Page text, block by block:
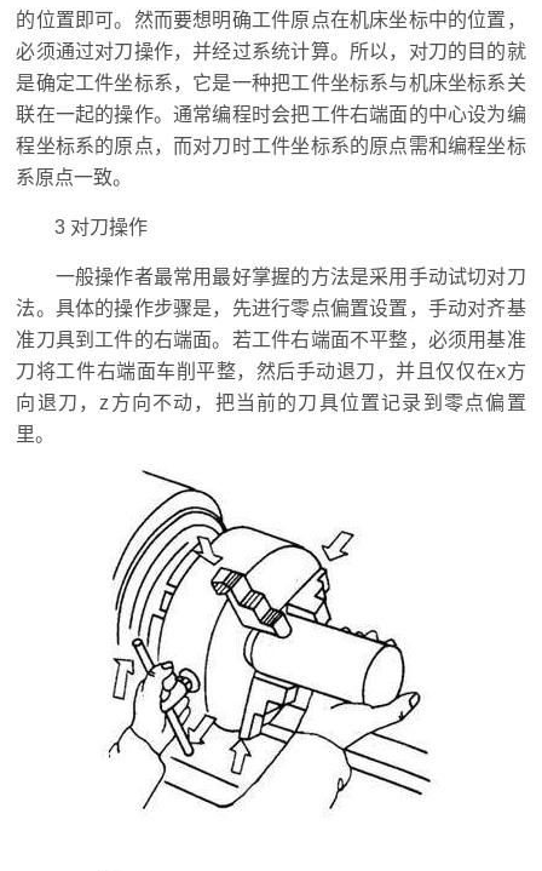
的位置即可。然而要想明确工件原点在机床坐标中的位置，
必须通过对刀操作，并经过系统计算。所以，对刀的目的就
是确定工件坐标系，它是一种把工件坐标系与机床坐标系关
联在一起的操作。通常编程时会把工件右端面的中心设为编
程坐标系的原点，而对刀时工件坐标系的原点需和编程坐标
系原点一致。
3 对刀操作
一般操作者最常用最好掌握的方法是采用手动试切对刀
法。具体的操作步骤是，先进行零点偏置设置，手动对齐基
准刀具到工件的右端面。若工件右端面不平整，必须用基准
刀将工件右端面车削平整，然后手动退刀，并且仅仅在x方
向退刀，z方向不动，把当前的刀具位置记录到零点偏置
里。